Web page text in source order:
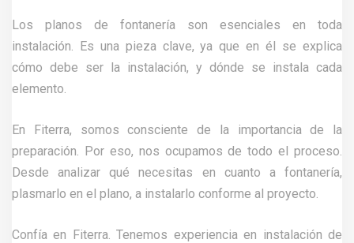
Los planos de fontanería son esenciales en toda
instalación. Es una pieza clave, ya que en él se explica
cómo debe ser la instalación, y dónde se instala cada
elemento.
En Fiterra, somos consciente de la importancia de la
preparación. Por eso, nos ocupamos de todo el proceso.
Desde analizar qué necesitas en cuanto a fontanería,
plasmarlo en el plano, a instalarlo conforme al proyecto.
Confía en Fiterra. Tenemos experiencia en instalación de